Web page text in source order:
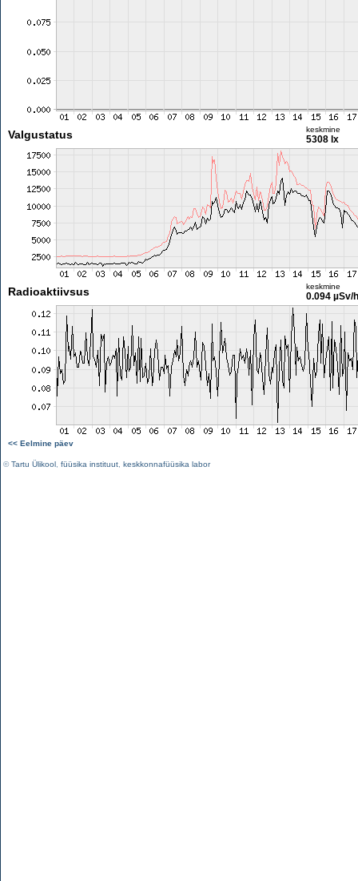
Valgustatus keskmine
5308 lx
Radioaktiivsus keskmine
0.094 µSv/h
<< Eelmine päev
©Tartu Ülikool füüsika instituut keskkonnafüüsika labor